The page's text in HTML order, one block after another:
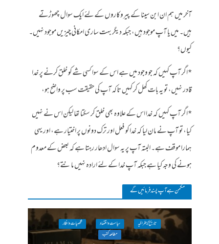
آخر میں ہم ان ابن سینا کے پیروکاروں کے لئے ایک سوال چھوڑتے
ہیں۔ میں یا آپ موجود ہیں، جبکہ دیگر بہت ساری امکانی چیزیں موجود نہیں۔
کیوں؟
* اگر آپ کہیں کہ جو وجود میں ہے اس کے سوا کسی شے کو خلق کرنے پر خدا
قادر نہیں، تو یہ بات کھل کر کہیں تاکہ آپ کی حقیقت سب پر واضح ہو،
* اگر آپ کہیں کہ خدا اس کے علاوہ بھی خلق کر سکتا تھا لیکن اس نے نہیں
کیا، تو آپ نے مان لیا کہ خدا کو فعل اور ترک دونوں پر اختیار ہے، اور یہی
ہمارا موقف ہے۔ البتہ آپ پر یہ سوال ادھار رہتا ہے کہ بعض کے معدوم
ہونے کی وجہ کیا ہے جبکہ آپ خدا کے لئے ارادہ نہیں مانتے؟
مکمن ہےآپ پسند فرمائیں گے
تاریخ / جغرافیہ سیاست واقتصاد
شخصیات وافکار
مطالعہ کتب